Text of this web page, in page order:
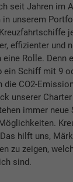
seit Jahren im
in unserem
effizienter und
Rolle. Denn
ein Schiff mit 9
CO2-
unserer Charter
immer neue
hilft uns,
zu zeigen,
sind.